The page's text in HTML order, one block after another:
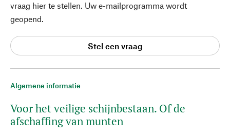
Algemene informatie
Voor het veilige schijnbestaan. Of de
afschaffing van munten
vraag hier te stellen. Uw e-mailprogramma wordt
geopend.
Stel een vraag